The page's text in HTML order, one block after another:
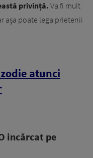
privință. Va fi mult
așa poate lega prietenii
atunci
incărcat pe